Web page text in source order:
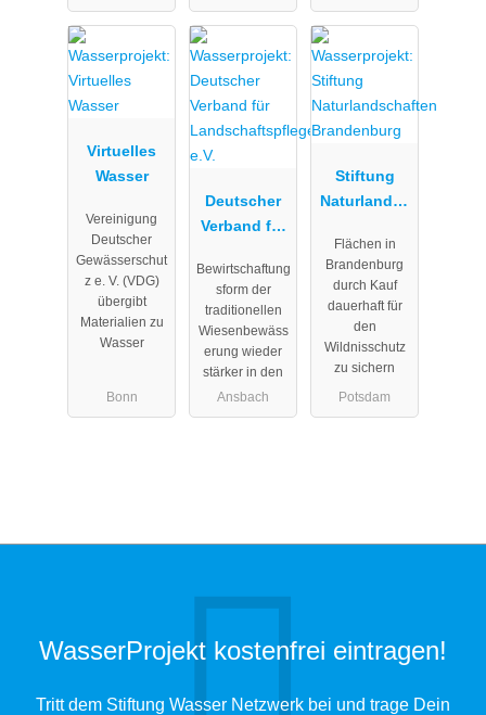
Virtuelles
Wasser
Vereinigung
Deutscher
Gewässerschut
z e. V. (VDG)
übergibt
Materialien zu
Wasser
Bonn
Deutscher
Verband für
pflege e.V.
Bewirtschaftung
sform der
traditionellen
Wiesenbewäss
erung wieder
stärker in den
Ansbach
Stiftung
Naturlandsc
Brandenbur
Flächen in
Brandenburg
durch Kauf
dauerhaft für
den
Wildnisschutz
zu sichern
Potsdam
WasserProjekt kostenfrei eintragen!
Tritt dem Stiftung Wasser Netzwerk bei und trage Dein